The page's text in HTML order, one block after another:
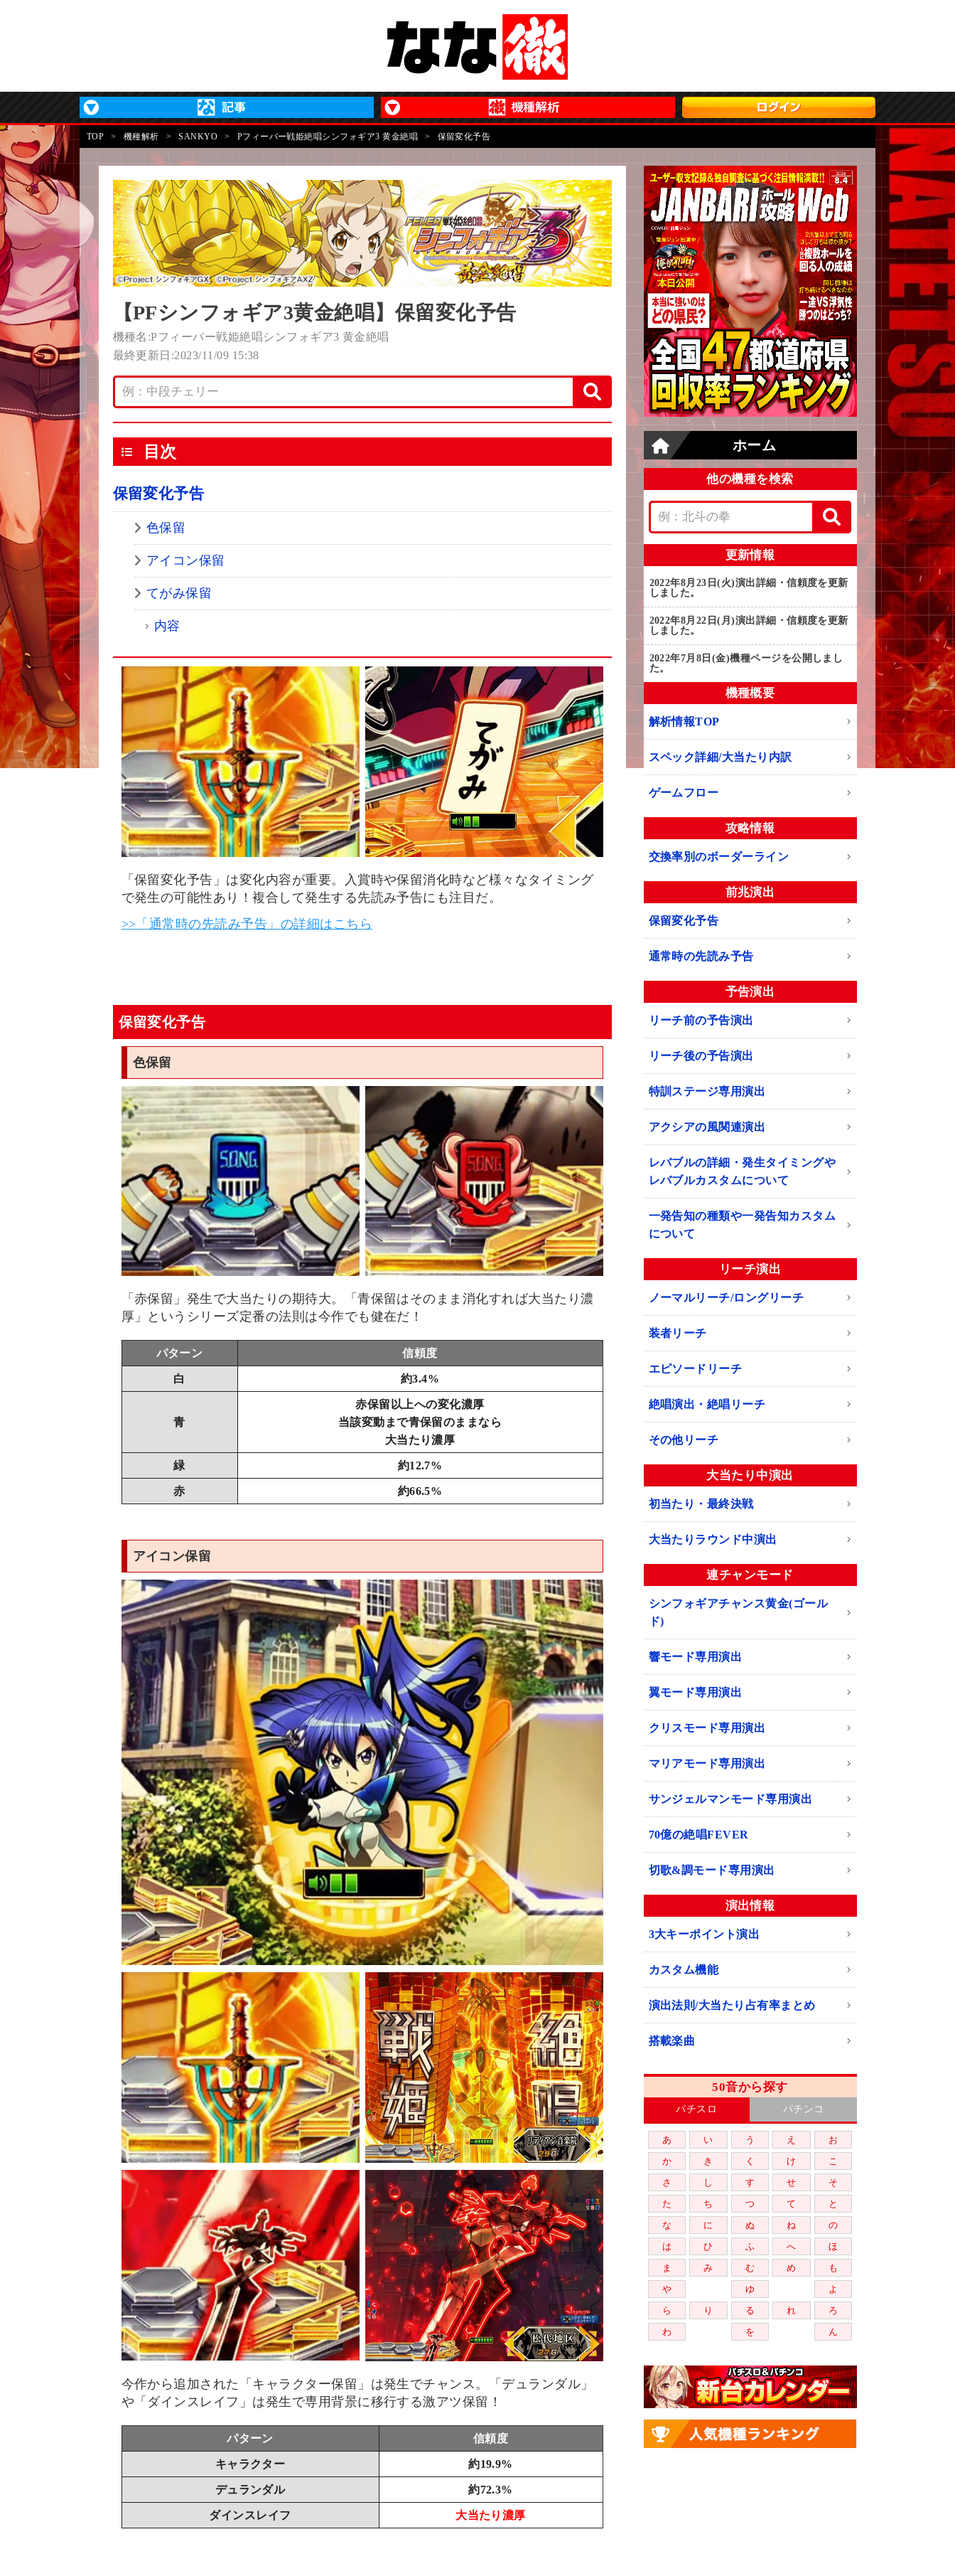
TOP > 機種解析 > SANKYO > Pフィーバー戦姫絶唱シンフォギア3 黄金絶唱 > 保留変化予告
【PFシンフォギア3黄金絶唱】保留変化予告
機種名:Pフィーバー戦姫絶唱シンフォギア3 黄金絶唱
最終更新日:2023/11/09 15:38
目次
保留変化予告
色保留
アイコン保留
てがみ保留
内容
「保留変化予告」は変化内容が重要。入賞時や保留消化時など様々なタイミング
で発生の可能性あり！複合して発生する先読み予告にも注目だ。
>>「通常時の先読み予告」の詳細はこちら
保留変化予告
色保留
「赤保留」発生で大当たりの期待大。「青保留はそのまま消化すれば大当たり濃
厚」というシリーズ定番の法則は今作でも健在だ！
パターン 信頼度
白 約3.4%
青
赤保留以上への変化濃厚
当該変動まで青保留のままなら
大当たり濃厚
緑 約12.7%
赤 約66.5%
アイコン保留
今作から追加された「キャラクター保留」は発生でチャンス。「デュランダル」
や「ダインスレイフ」は発生で専用背景に移行する激アツ保留！
パターン 信頼度
キャラクター 約19.9%
デュランダル 約72.3%
ダインスレイフ 大当たり濃厚
ホーム
他の機種を検索
更新情報
2022年8月23日(火)演出詳細・信頼度を更新
しました。
2022年8月22日(月)演出詳細・信頼度を更新
しました。
2022年7月8日(金)機種ページを公開しまし
た。
機種概要
解析情報TOP
スペック詳細/大当たり内訳
ゲームフロー
攻略情報
交換率別のボーダーライン
前兆演出
保留変化予告
通常時の先読み予告
予告演出
リーチ前の予告演出
リーチ後の予告演出
特訓ステージ専用演出
アクシアの風関連演出
レバブルの詳細・発生タイミングや
レバブルカスタムについて
一発告知の種類や一発告知カスタム
について
リーチ演出
ノーマルリーチ/ロングリーチ
装者リーチ
エピソードリーチ
絶唱演出・絶唱リーチ
その他リーチ
大当たり中演出
初当たり・最終決戦
大当たりラウンド中演出
連チャンモード
シンフォギアチャンス黄金(ゴール
ド)
響モード専用演出
翼モード専用演出
クリスモード専用演出
マリアモード専用演出
サンジェルマンモード専用演出
70億の絶唱FEVER
切歌&調モード専用演出
演出情報
3大キーポイント演出
カスタム機能
演出法則/大当たり占有率まとめ
搭載楽曲
50音から探す
パチスロ パチンコ
あ い う え
お
か
き く け
こ
さ
し す せ
そ
た
ち つ て
と
な
に ぬ ね
の
は
ひ ふ へ
ほ
ま
み む め
も
や
ゆ
よ
ら
り る れ
ろ
わ
を ん